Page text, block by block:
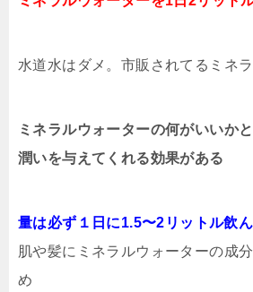
水道水はダメ。市販されてるミネ
ミネラルウォーターの何がいいか
潤いを与えてくれる効果がある
量は必ず１日に1.5〜2リットル飲
肌や髪にミネラルウォーターの成
め